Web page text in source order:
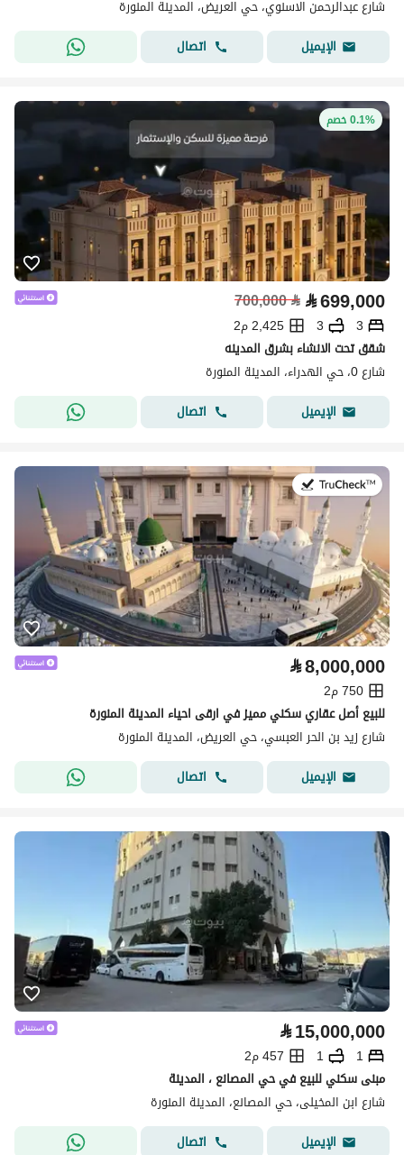
شارع عبدالرحمن الاسنوي، حي العريض، المدينة المنورة
الإيميل
اتصال
0.1% خصم
⃁699,000
⃁
700,000
3
3
2,425 م2
شقق تحت الانشاء بشرق المدينه
شارع 0، حي الهدراء، المدينة المنورة
الإيميل
اتصال
في:16 يوليو 2026
⃁8,000,000
750 م2
للبيع أصل عقاري سكني مميز في ارقى احياء المدينة المنورة
شارع زيد بن الحر العبسي، حي العريض، المدينة المنورة
الإيميل
اتصال
⃁15,000,000
1
1
457 م2
مبنى سكني للبيع في حي المصانع ، المدينة
شارع ابن المخيلى، حي المصانع، المدينة المنورة
الإيميل
اتصال